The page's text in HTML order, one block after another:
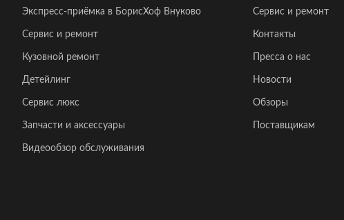
Экспресс-приёмка в БорисХоф Внуково
Сервис и ремонт
Кузовной ремонт
Детейлинг
Сервис люкс
Запчасти и аксессуары
Видеообзор обслуживания
Сервис и ремонт
Контакты
Пресса о нас
Новости
Обзоры
Поставщикам